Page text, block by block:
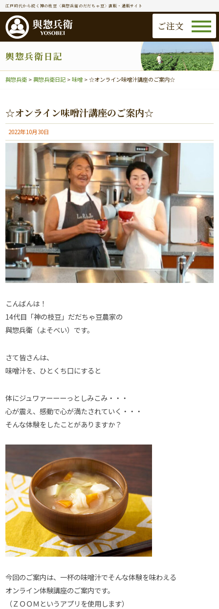
江戸時代から続く神の枝豆〈與惣兵衛のだだちゃ豆〉直販・通販サイト
ご注文
輿惣兵衛日記
與惣兵衛 >輿惣兵衛日記 >味噌 >☆オンライン味噌汁講座のご案内☆
☆オンライン味噌汁講座のご案内☆
2022年10月30日
こんばんは！
14代目「神の枝豆」だだちゃ豆農家の
與惣兵衛（よそべい）です。
さて皆さんは、
味噌汁を、ひとくち口にすると
体にジュワァーーーっとしみこみ・・・
心が震え、感動で心が満たされていく・・・
そんな体験をしたことがありますか？
今回のご案内は、一杯の味噌汁でそんな体験を味わえる
オンライン体験講座のご案内です。
（ＺＯＯＭというアプリを使用します）